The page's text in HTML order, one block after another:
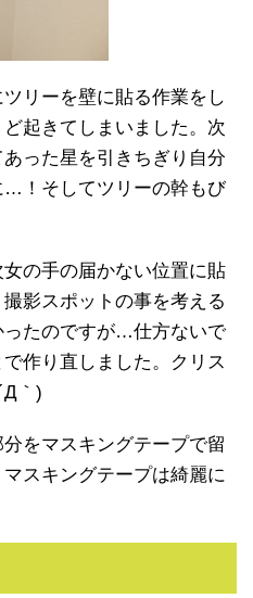
リーを壁に貼る作業をし
起きてしまいました。次
った星を引きちぎり自分
…！そしてツリーの幹もび
の手の届かない位置に貼
影スポットの事を考える
ったのですが…仕方ないで
作り直しました。クリス
｀)
をマスキングテープで留
スキングテープは綺麗に